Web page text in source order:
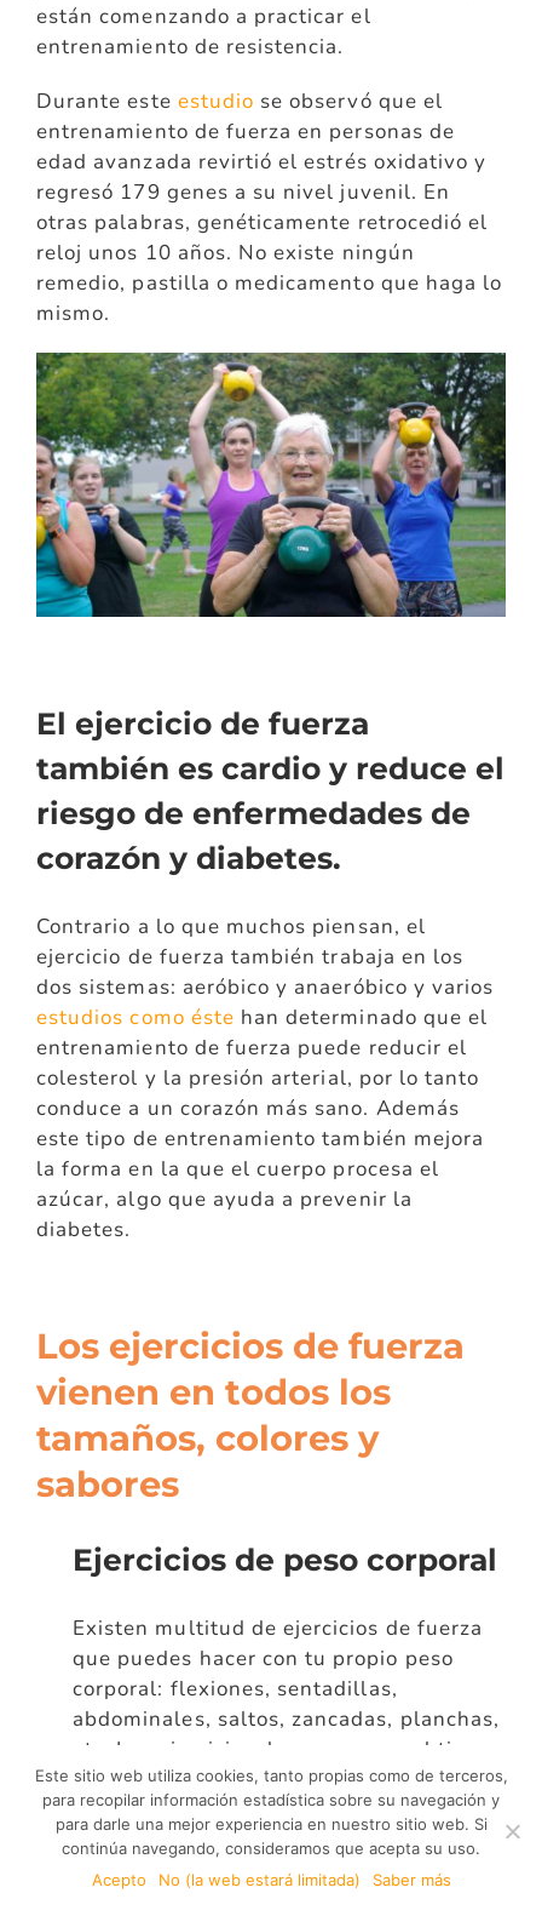
están comenzando a practicar el
entrenamiento de resistencia.
Durante este estudio se observó que el
entrenamiento de fuerza en personas de
edad avanzada revirtió el estrés oxidativo y
regresó 179 genes a su nivel juvenil. En
otras palabras, genéticamente retrocedió el
reloj unos 10 años. No existe ningún
remedio, pastilla o medicamento que haga lo
mismo.
El ejercicio de fuerza
también es cardio y reduce el
riesgo de enfermedades de
corazón y diabetes.
Contrario a lo que muchos piensan, el
ejercicio de fuerza también trabaja en los
dos sistemas: aeróbico y anaeróbico y varios
estudios como éste han determinado que el
entrenamiento de fuerza puede reducir el
colesterol y la presión arterial, por lo tanto
conduce a un corazón más sano. Además
este tipo de entrenamiento también mejora
la forma en la que el cuerpo procesa el
azúcar, algo que ayuda a prevenir la
diabetes.
Los ejercicios de fuerza
vienen en todos los
tamaños, colores y
sabores
Ejercicios de peso corporal
Existen multitud de ejercicios de fuerza
que puedes hacer con tu propio peso
corporal: flexiones, sentadillas,
abdominales, saltos, zancadas, planchas,
etc. Los ejercicios de peso corporal tienen
la ventaja de ser flexibles y
convenientes, no requieren de equipo y
se pueden hacer en cualquier lugar.
Este sitio web utiliza cookies, tanto propias como de terceros,
para recopilar información estadística sobre su navegación y
para darle una mejor experiencia en nuestro sitio web. Si
continúa navegando, consideramos que acepta su uso.
Acepto
No (la web estará limitada) Saber más